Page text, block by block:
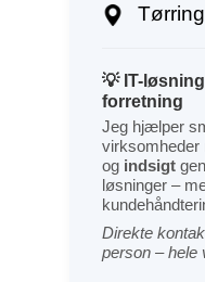
💡 IT-
forretning
Jeg hjælper
virksomheder
og indsigt
løsninger –
Direkte
person – hele